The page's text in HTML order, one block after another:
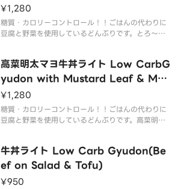
¥1,280
糖質・カロリーコントロール！！ごはんの代わりに
豆腐と野菜を使用しているどんぶりです。とろ～り3
高菜明太マヨ牛丼ライト Low CarbG
yudon with Mustard Leaf & Men
tai Mayo-Flavor Sauce
¥1,280
糖質・カロリーコントロール！！ごはんの代わりに
豆腐と野菜を使用しているどんぶりです。高菜明太
牛丼ライト Low Carb Gyudon(Be
ef on Salad & Tofu)
¥950